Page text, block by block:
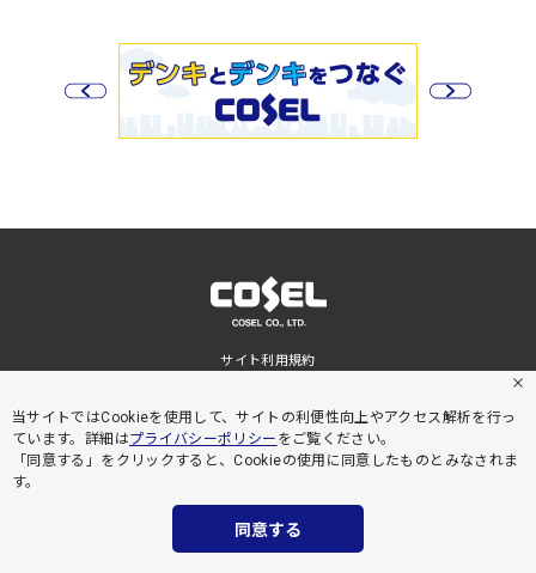
当サイトではCookieを使用して、サイトの利便性向上やアクセス解析を行っ
ています。詳細はプライバシーポリシー をご覧ください。
「同意する」をクリックすると、Cookieの使用に同意したものとみなされま
す。
同意する
サイト利用規約
COPYRIGHT © COSEL CO., LTD. ALL RIGHTS RESERVED.